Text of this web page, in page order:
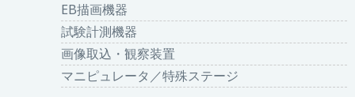
EB描画機器
試験計測機器
画像取込・観察装置
マニピュレータ／特殊ステージ